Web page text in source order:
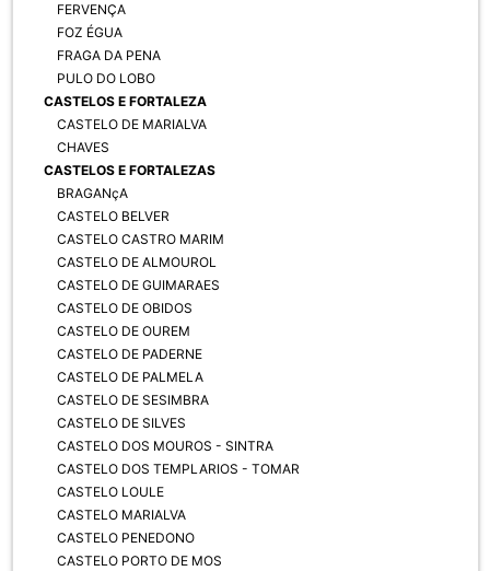
FERVENÇA
FOZ ÉGUA
FRAGA DA PENA
PULO DO LOBO
CASTELOS E FORTALEZA
CASTELO DE MARIALVA
CHAVES
CASTELOS E FORTALEZAS
BRAGANçA
CASTELO BELVER
CASTELO CASTRO MARIM
CASTELO DE ALMOUROL
CASTELO DE GUIMARAES
CASTELO DE OBIDOS
CASTELO DE OUREM
CASTELO DE PADERNE
CASTELO DE PALMELA
CASTELO DE SESIMBRA
CASTELO DE SILVES
CASTELO DOS MOUROS - SINTRA
CASTELO DOS TEMPLARIOS - TOMAR
CASTELO LOULE
CASTELO MARIALVA
CASTELO PENEDONO
CASTELO PORTO DE MOS